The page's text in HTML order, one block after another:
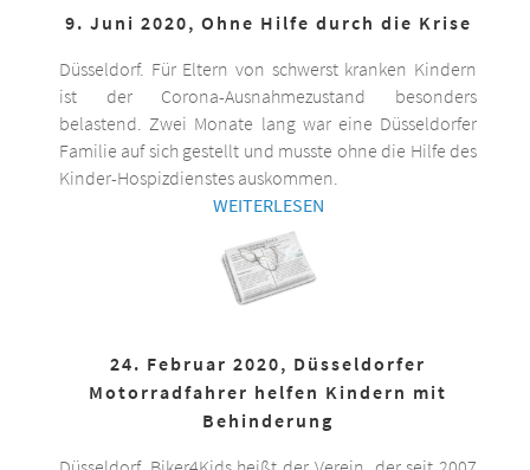
9. Juni 2020, Ohne Hilfe durch die Krise
Düsseldorf. Für Eltern von schwerst kranken Kindern
ist der Corona-Ausnahmezustand besonders
belastend. Zwei Monate lang war eine Düsseldorfer
Familie auf sich gestellt und musste ohne die Hilfe des
Kinder-Hospizdienstes auskommen.
WEITERLESEN
24. Februar 2020, Düsseldorfer
Motorradfahrer helfen Kindern mit
Behinderung